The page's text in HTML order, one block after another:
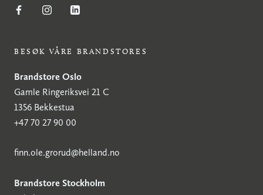
BESØK VÅRE BRANDSTORES
Brandstore Oslo
Gamle Ringeriksvei 21 C
1356 Bekkestua
+47 70 27 90 00
finn.ole.grorud@helland.no
Brandstore Stockholm